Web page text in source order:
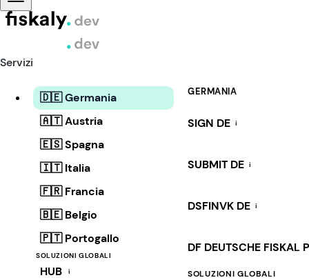
Servizi
🇩🇪 Germania
🇦🇹 Austria
🇪🇸 Spagna
🇮🇹 Italia
🇫🇷 Francia
🇧🇪 Belgio
🇵🇹 Portogallo
SOLUZIONI GLOBALI
HUB i
GERMANIA
SIGN DE i
SUBMIT DE i
DSFINVK DE i
DF DEUTSCHE FISKAL
SOLUZIONI GLOBALI